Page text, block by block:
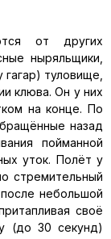
от других
ныряльщики,
туловище,
клюва. Он у них
на конце. По
назад
пойманной
уток. Полёт у
стремительный
небольшой
своё
(до 30 секунд)